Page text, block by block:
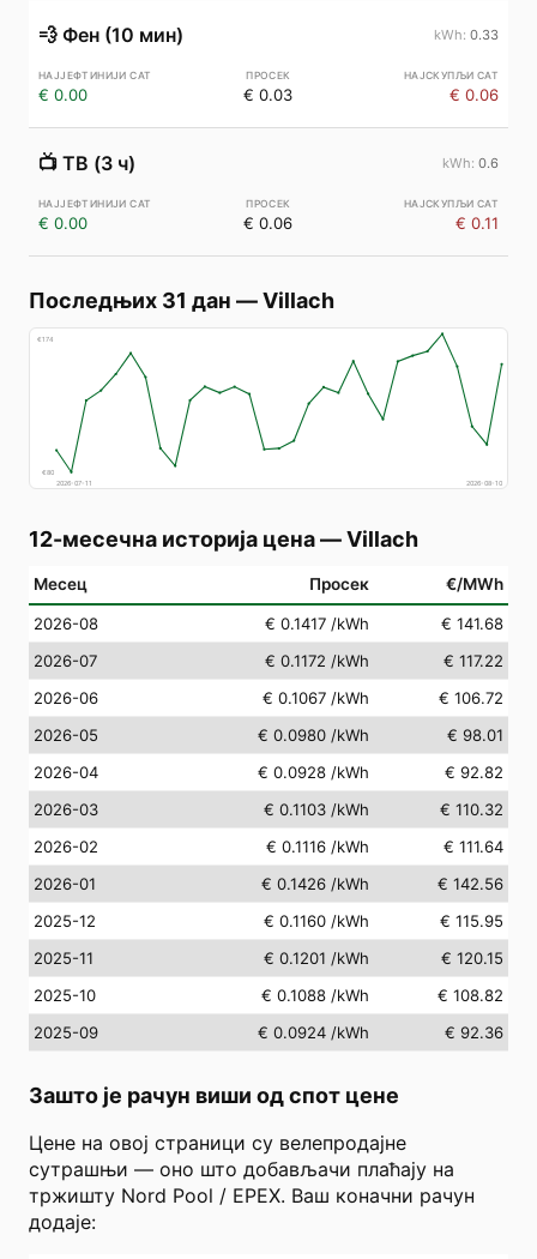
💨 Фен (10 мин) 0.33
€ 0.00 € 0.03 € 0.06
📺 ТВ (3 ч) 0.6
€ 0.00 € 0.06 € 0.11
Последњих 31 дан —Villach
€174
€80
2026-07-11
2026-08-10
12-месечна историја цена—Villach
Месец Просек €/MWh
2026-08 € 0.1417 /kWh
€ 141.68
2026-07
€ 0.1172 /kWh
€ 117.22
2026-06
€ 0.1067 /kWh
€ 106.72
2026-05
€ 0.0980 /kWh
€ 98.01
2026-04
€ 0.0928 /kWh
€ 92.82
2026-03
€ 0.1103 /kWh
€ 110.32
2026-02
€ 0.1116 /kWh
€ 111.64
2026-01
€ 0.1426 /kWh
€ 142.56
2025-12
€ 0.1160 /kWh
€ 115.95
2025-11
€ 0.1201 /kWh
€ 120.15
2025-10
€ 0.1088 /kWh
€ 108.82
2025-09
€ 0.0924 /kWh € 92.36
Зашто је рачун виши од спот цене
Цене на овој страници су велепродајне
сутрашњи — оно што добављачи плаћају на
тржишту Nord Pool / EPEX. Ваш коначни рачун
додаје: